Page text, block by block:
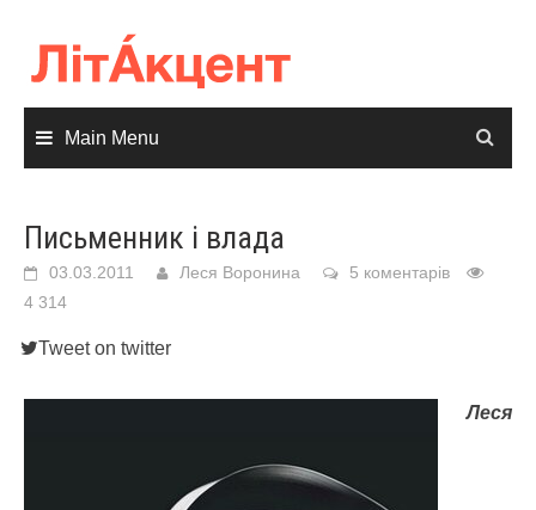
content
Main Menu
Письменник і влада
03.03.2011 Леся Воронина
5 коментарів
4 314
Tweet on twitter
Леся